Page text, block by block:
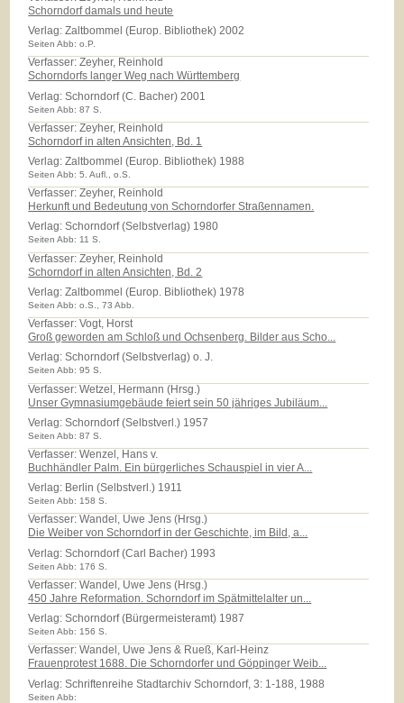
Schorndorf damals und heute
Verlag:Zaltbommel (Europ. Bibliothek) 2002
Seiten Abb: o.P.
Verfasser: Zeyher, Reinhold
Schorndorfs langer Weg nach Württemberg
Verlag:Schorndorf (C. Bacher) 2001
Seiten Abb: 87 S.
Verfasser: Zeyher, Reinhold
Schorndorf in alten Ansichten, Bd. 1
Verlag:Zaltbommel (Europ. Bibliothek) 1988
Seiten Abb: 5. Aufl., o.S.
Verfasser: Zeyher, Reinhold
Herkunft und Bedeutung von Schorndorfer Straßennamen.
Verlag:Schorndorf (Selbstverlag) 1980
Seiten Abb: 11 S.
Verfasser: Zeyher, Reinhold
Schorndorf in alten Ansichten, Bd. 2
Verlag:Zaltbommel (Europ. Bibliothek) 1978
Seiten Abb: o.S., 73 Abb.
Verfasser: Vogt, Horst
Groß geworden am Schloß und Ochsenberg. Bilder aus Scho...
Verlag:Schorndorf (Selbstverlag) o. J.
Seiten Abb: 95 S.
Verfasser: Wetzel, Hermann (Hrsg.)
Unser Gymnasiumgebäude feiert sein 50 jähriges Jubiläum...
Verlag:Schorndorf (Selbstverl.) 1957
Seiten Abb: 87 S.
Verfasser: Wenzel, Hans v.
Buchhändler Palm. Ein bürgerliches Schauspiel in vier A...
Verlag: Berlin (Selbstverl.) 1911
Seiten Abb: 158 S.
Verfasser: Wandel, Uwe Jens (Hrsg.)
Die Weiber von Schorndorf in der Geschichte, im Bild, a...
Verlag:Schorndorf (Carl Bacher) 1993
Seiten Abb: 176 S.
Verfasser: Wandel, Uwe Jens (Hrsg.)
450 Jahre Reformation. Schorndorf im Spätmittelalter un...
Verlag:Schorndorf (Bürgermeisteramt) 1987
Seiten Abb: 156 S.
Verfasser: Wandel, Uwe Jens & Rueß, Karl-Heinz
Frauenprotest 1688. Die Schorndorfer und Göppinger Weib...
Verlag:Schriftenreihe Stadtarchiv Schorndorf, 3: 1-188, 1988
Seiten Abb: